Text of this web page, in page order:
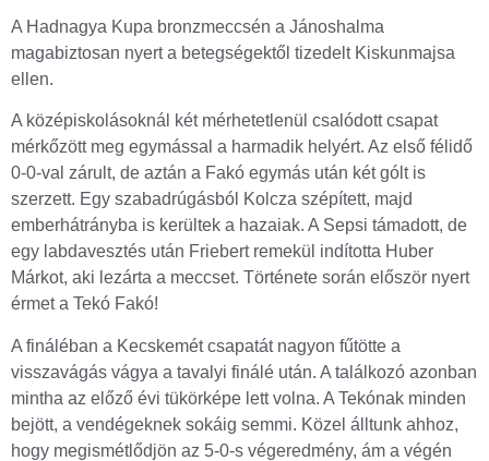
A Hadnagya Kupa bronzmeccsén a Jánoshalma
magabiztosan nyert a betegségektől tizedelt Kiskunmajsa
ellen.
A középiskolásoknál két mérhetetlenül csalódott csapat
mérkőzött meg egymással a harmadik helyért. Az első félidő
0-0-val zárult, de aztán a Fakó egymás után két gólt is
szerzett. Egy szabadrúgásból Kolcza szépített, majd
emberhátrányba is kerültek a hazaiak. A Sepsi támadott, de
egy labdavesztés után Friebert remekül indította Huber
Márkot, aki lezárta a meccset. Története során először nyert
érmet a Tekó Fakó!
A fináléban a Kecskemét csapatát nagyon fűtötte a
visszavágás vágya a tavalyi finálé után. A találkozó azonban
mintha az előző évi tükörképe lett volna. A Tekónak minden
bejött, a vendégeknek sokáig semmi. Közel álltunk ahhoz,
hogy megismétlődjön az 5-0-s végeredmény, ám a végén